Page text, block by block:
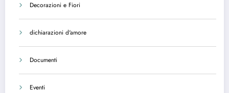
Decorazioni e Fiori
dichiarazioni d'amore
Documenti
Eventi